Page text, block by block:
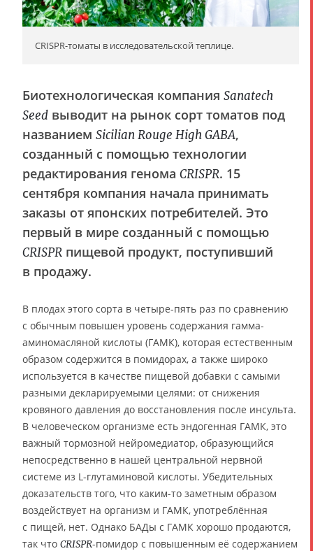
CRISPR-томаты в исследовательской теплице.
Биотехнологическая компания Sanatech
Seed выводит на рынок сорт томатов под
названием Sicilian Rouge High GABA,
созданный с помощью технологии
редактирования генома CRISPR. 15
сентября компания начала принимать
заказы от японских потребителей. Это
первый в мире созданный с помощью
CRISPR пищевой продукт, поступивший
в продажу.
В плодах этого сорта в четыре-пять раз по сравнению
с обычным повышен уровень содержания гамма-
аминомасляной кислоты (ГАМК), которая естественным
образом содержится в помидорах, а также широко
используется в качестве пищевой добавки с самыми
разными декларируемыми целями: от снижения
кровяного давления до восстановления после инсульта.
В человеческом организме есть эндогенная ГАМК, это
важный тормозной нейромедиатор, образующийся
непосредственно в нашей центральной нервной
системе из L-глутаминовой кислоты. Убедительных
доказательств того, что каким-то заметным образом
воздействует на организм и ГАМК, употреблённая
с пищей, нет. Однако БАДы с ГАМК хорошо продаются,
так что CRISPR-помидор с повышенным её содержанием